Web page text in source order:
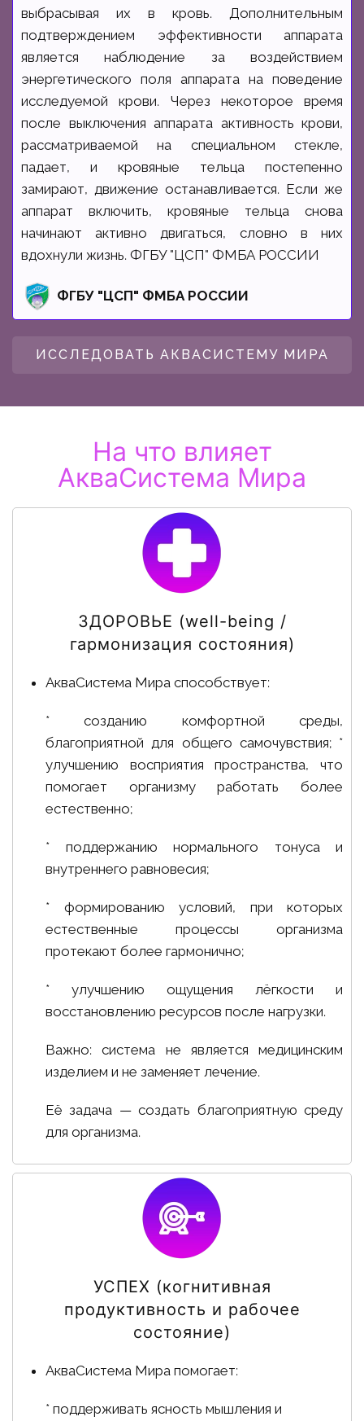
выбрасывая их в кровь. Дополнительным
подтверждением эффективности аппарата
является наблюдение за воздействием
энергетического поля аппарата на поведение
исследуемой крови. Через некоторое время
после выключения аппарата активность крови,
рассматриваемой на специальном стекле,
падает, и кровяные тельца постепенно
замирают, движение останавливается. Если же
аппарат включить, кровяные тельца снова
начинают активно двигаться, словно в них
вдохнули жизнь. ФГБУ "ЦСП" ФМБА РОССИИ
ФГБУ "ЦСП" ФМБА РОССИИ
ИССЛЕДОВАТЬ АКВАСИСТЕМУ МИРА
На что влияет
АкваСистема Мира
ЗДОРОВЬЕ (well-being /
гармонизация состояния)
АкваСистема Мира способствует:
* созданию комфортной среды,
благоприятной для общего самочувствия; *
улучшению восприятия пространства, что
помогает организму работать более
естественно;
* поддержанию нормального тонуса и
внутреннего равновесия;
* формированию условий, при которых
естественные процессы организма
протекают более гармонично;
* улучшению ощущения лёгкости и
восстановлению ресурсов после нагрузки.
Важно: система не является медицинским
изделием и не заменяет лечение.
Её задача — создать благоприятную среду
для организма.
УСПЕХ (когнитивная
продуктивность и рабочее
состояние)
АкваСистема Мира помогает:
* поддерживать ясность мышления и